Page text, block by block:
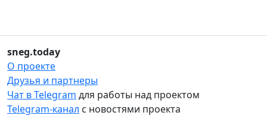
sneg.today
О проекте
Друзья и партнеры
Чат в Telegram для работы над проектом
Telegram-канал с новостями проекта